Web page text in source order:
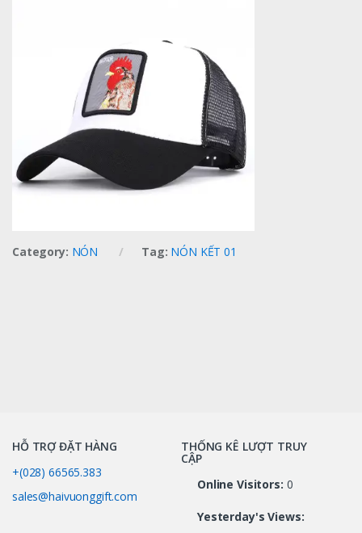
Category: NÓN Tag: NÓN KẾT 01
HỖ TRỢ ĐẶT HÀNG
+(028) 66565.383
sales@haivuonggift.com
THỐNG KÊ LƯỢT TRUY
CẬP
Online Visitors: 0
Yesterday's Views: